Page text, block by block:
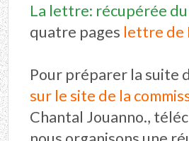
La lettre: récupérée
quatre pages lettre de
Pour préparer la suite
sur le site de la
Chantal Jouanno.,